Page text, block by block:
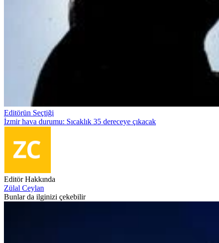
Editörün Seçtiği
İzmir hava durumu: Sıcaklık 35 dereceye çıkacak
Editör Hakkında
Zülal Ceylan
Bunlar da ilginizi çekebilir